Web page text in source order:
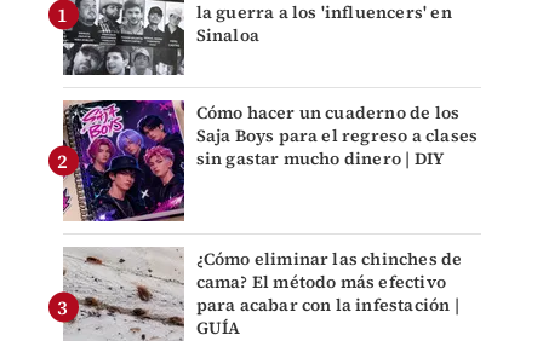
la guerra a los 'influencers' en
Sinaloa
Cómo hacer un cuaderno de los
Saja Boys para el regreso a clases
sin gastar mucho dinero | DIY
¿Cómo eliminar las chinches de
cama? El método más efectivo
para acabar con la infestación |
GUÍA